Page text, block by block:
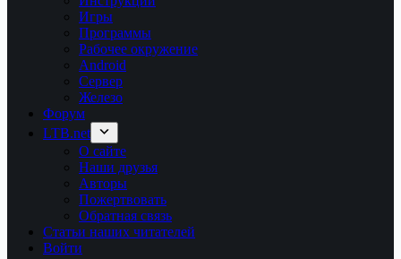
Игры
Программы
Рабочее окружение
Android
Сервер
Железо
Форум
LTB.net
О сайте
Наши друзья
Авторы
Пожертвовать
Обратная связь
Статьи наших читателей
Войти